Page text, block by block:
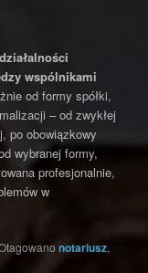
wspólnikami
od formy spółki,
– od zwykłej
po obowiązkowy
wybranej formy,
profesjonalnie,
w
notariusz,